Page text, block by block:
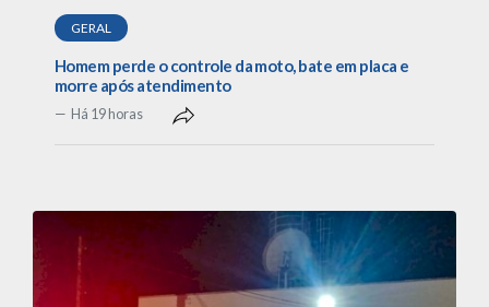
GERAL
Homem perde o controle da moto, bate em placa e
morre após atendimento
Há 19 horas